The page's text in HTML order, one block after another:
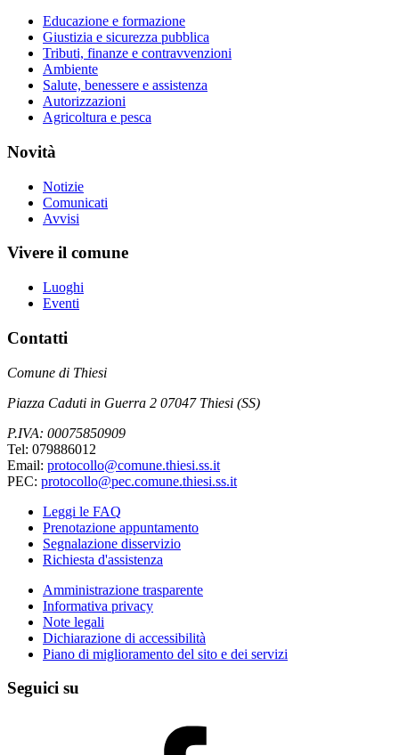
Educazione e formazione
Giustizia e sicurezza pubblica
Tributi, finanze e contravvenzioni
Ambiente
Salute, benessere e assistenza
Autorizzazioni
Agricoltura e pesca
Novità
Notizie
Comunicati
Avvisi
Vivere il comune
Luoghi
Eventi
Contatti
Comune di Thiesi
Piazza Caduti in Guerra 2 07047 Thiesi (SS)
P.IVA: 00075850909
Tel: 079886012
Email: protocollo@comune.thiesi.ss.it
PEC: protocollo@pec.comune.thiesi.ss.it
Leggi le FAQ
Prenotazione appuntamento
Segnalazione disservizio
Richiesta d'assistenza
Amministrazione trasparente
Informativa privacy
Note legali
Dichiarazione di accessibilità
Piano di miglioramento del sito e dei servizi
Seguici su